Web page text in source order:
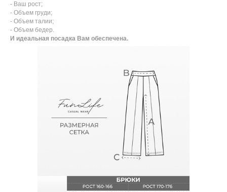
- Ваш рост;
- Объем груди;
- Объем талии;
- Объем бедер.
И идеальная посадка Вам обеспечена.